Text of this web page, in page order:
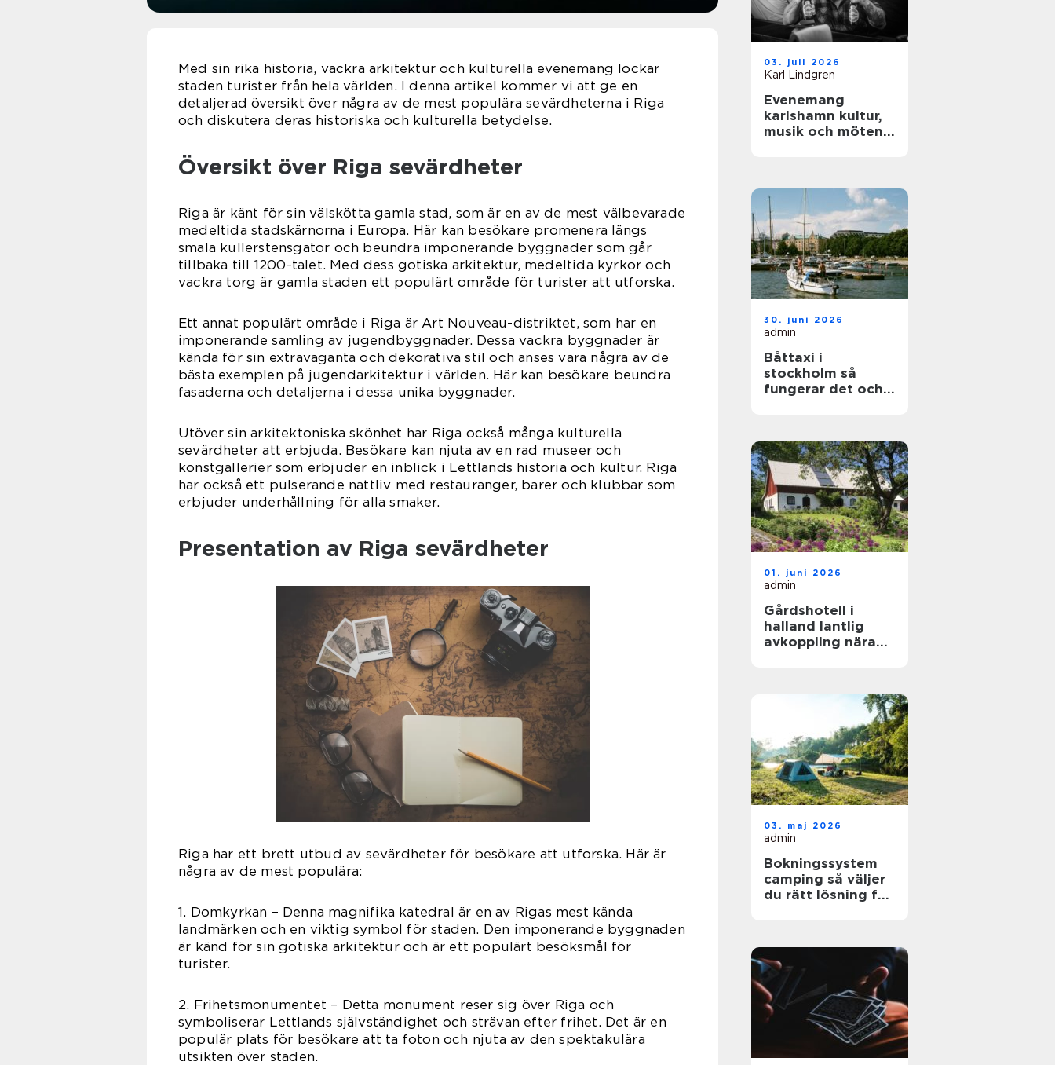
Med sin rika historia, vackra arkitektur och kulturella evenemang lockar
staden turister från hela världen. I denna artikel kommer vi att ge en
detaljerad översikt över några av de mest populära sevärdheterna i Riga
och diskutera deras historiska och kulturella betydelse.
Översikt över Riga sevärdheter
Riga är känt för sin välskötta gamla stad, som är en av de mest välbevarade
medeltida stadskärnorna i Europa. Här kan besökare promenera längs
smala kullerstensgator och beundra imponerande byggnader som går
tillbaka till 1200-talet. Med dess gotiska arkitektur, medeltida kyrkor och
vackra torg är gamla staden ett populärt område för turister att utforska.
Ett annat populärt område i Riga är Art Nouveau-distriktet, som har en
imponerande samling av jugendbyggnader. Dessa vackra byggnader är
kända för sin extravaganta och dekorativa stil och anses vara några av de
bästa exemplen på jugendarkitektur i världen. Här kan besökare beundra
fasaderna och detaljerna i dessa unika byggnader.
Utöver sin arkitektoniska skönhet har Riga också många kulturella
sevärdheter att erbjuda. Besökare kan njuta av en rad museer och
konstgallerier som erbjuder en inblick i Lettlands historia och kultur. Riga
har också ett pulserande nattliv med restauranger, barer och klubbar som
erbjuder underhållning för alla smaker.
Presentation av Riga sevärdheter
Riga har ett brett utbud av sevärdheter för besökare att utforska. Här är
några av de mest populära:
1. Domkyrkan – Denna magnifika katedral är en av Rigas mest kända
landmärken och en viktig symbol för staden. Den imponerande byggnaden
är känd för sin gotiska arkitektur och är ett populärt besöksmål för
turister.
2. Frihetsmonumentet – Detta monument reser sig över Riga och
symboliserar Lettlands självständighet och strävan efter frihet. Det är en
populär plats för besökare att ta foton och njuta av den spektakulära
utsikten över staden.
03. juli 2026
Karl Lindgren
Evenemang
karlshamn kultur,
musik och möten
30. juni 2026
admin
Båttaxi i
stockholm så
fungerar det och
01. juni 2026
admin
Gårdshotell i
halland lantlig
avkoppling nära
03. maj 2026
admin
Bokningssystem
camping så väljer
du rätt lösning för